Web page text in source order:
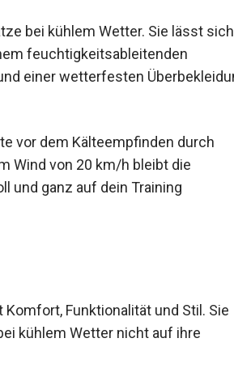
bei kühlem Wetter. Sie lässt sich
feuchtigkeitsableitenden
einer wetterfesten
vor dem Kälteempfinden durch
Wind von 20 km/h bleibt die
und ganz auf dein Training
Funktionalität und Stil. Sie
kühlem Wetter nicht auf ihre